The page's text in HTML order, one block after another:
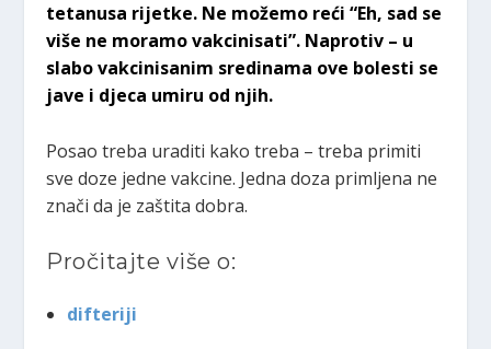
tetanusa rijetke. Ne možemo reći “Eh, sad se
više ne moramo vakcinisati”. Naprotiv – u
slabo vakcinisanim sredinama ove bolesti se
jave i djeca umiru od njih.
Posao treba uraditi kako treba – treba primiti
sve doze jedne vakcine. Jedna doza primljena ne
znači da je zaštita dobra.
Pročitajte više o:
difteriji